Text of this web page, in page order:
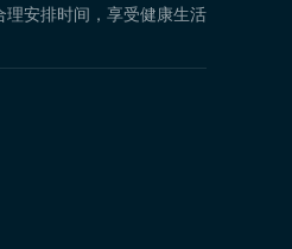
安排时间，享受健康生活